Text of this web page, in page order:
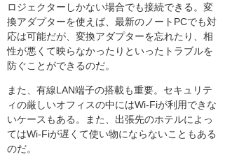
ロジェクターしかない場合でも接続できる。変
換アダプターを使えば、最新のノートPCでも対
応は可能だが、変換アダプターを忘れたり、相
性が悪くて映らなかったりといったトラブルを
防ぐことができるのだ。
また、有線LAN端子の搭載も重要。セキュリテ
ィの厳しいオフィスの中にはWi-Fiが利用できな
いケースもある。また、出張先のホテルによっ
てはWi-Fiが遅くて使い物にならないこともある
のだ。